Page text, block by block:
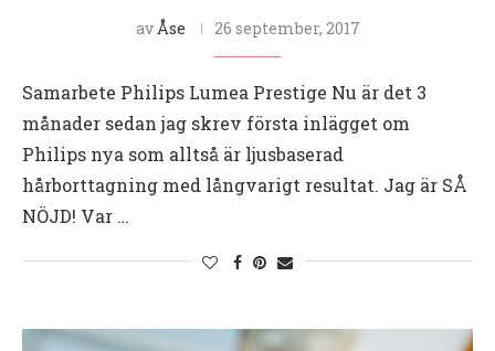
av Åse 26 september, 2017
Samarbete Philips Lumea Prestige Nu är det 3
månader sedan jag skrev första inlägget om
Philips nya som alltså är ljusbaserad
hårborttagning med långvarigt resultat. Jag är SÅ
NÖJD! Var …